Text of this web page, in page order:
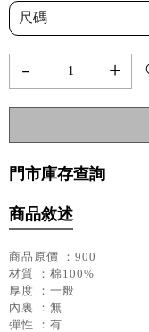
尺碼
- +
門市庫存查詢
商品敘述
商品原價 ：900
材質 ：棉100%
厚度 ：一般
內裏 ：無
彈性 ：有